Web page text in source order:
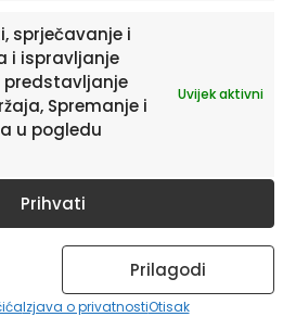
sprječavanje i
i ispravljanje
predstavljanje
Spremanje i
u pogledu
Uvijek aktivni
Prihvati
Prilagodi
Izjava o privatnostiOtisak
Personalizirane | Tigar’s